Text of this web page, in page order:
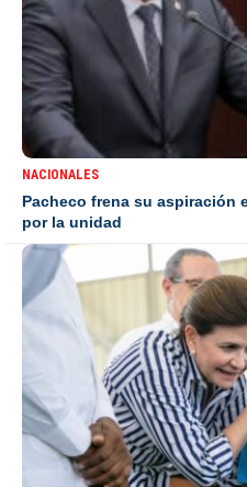
NACIONALES
Pacheco frena su aspiración
por la unidad